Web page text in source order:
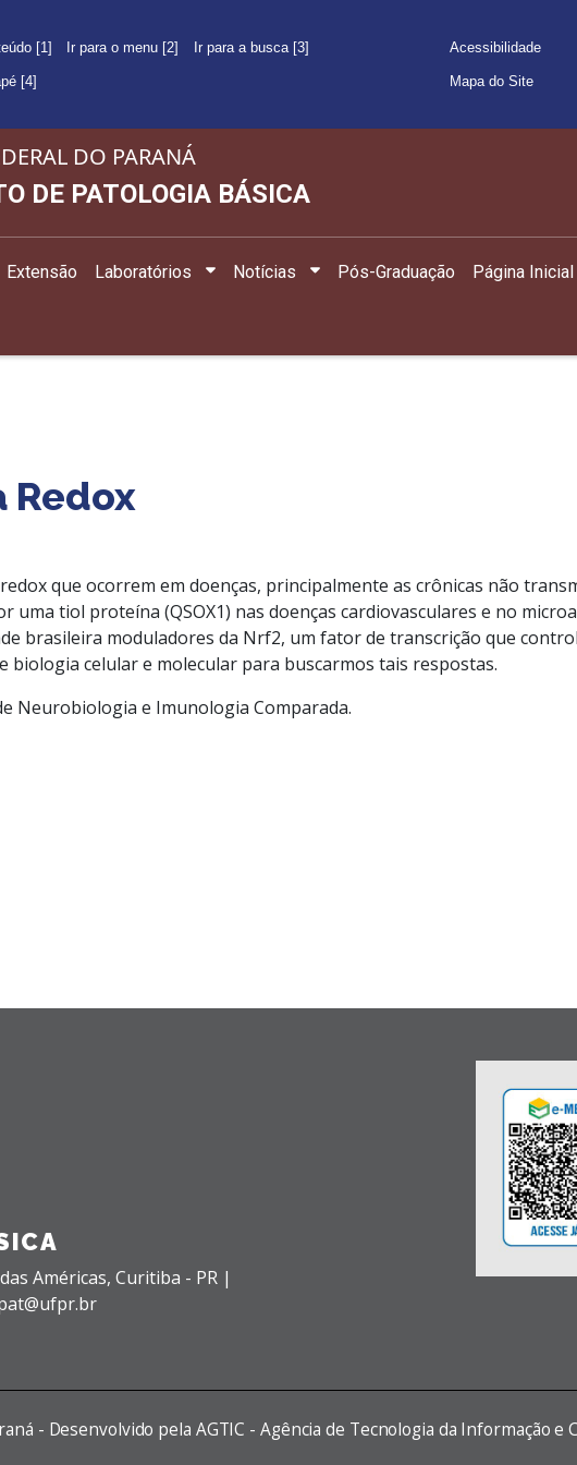
[1] Ir para o menu [2] Ir para a busca [3]
[4]
Acessibilidade
Mapa do Site
DO PARANÁ
DE PATOLOGIA BÁSICA
Extensão Laboratórios Notícias Pós-Graduação Página Inicial
Redox
que ocorrem em doenças, principalmente as crônicas não
tiol proteína (QSOX1) nas doenças cardiovasculares e no
brasileira moduladores da Nrf2, um fator de transcrição que
biologia celular e molecular para buscarmos tais respostas.
Neurobiologia e Imunologia Comparada.
Américas, Curitiba - PR |
- Desenvolvido pela AGTIC - Agência de Tecnologia da Informação e